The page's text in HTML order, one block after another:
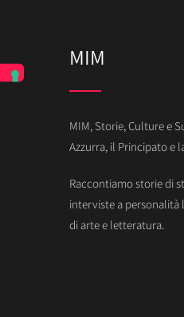
MIM
MIM, Storie, Culture e
Azzurra, il Principato e
Raccontiamo storie di
interviste a
di arte e letteratura.